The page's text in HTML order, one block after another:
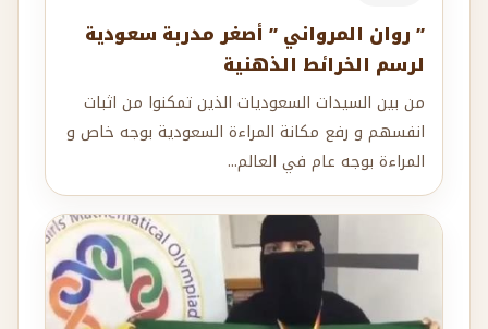
” روان المرواني ” أصغر مدربة سعودية
لرسم الخرائط الذهنية
من بين السيدات السعوديات الذين تمكنوا من اثبات
انفسهم و رفع مكانة المراءة السعودية بوجه خاص و
المراءة بوجه عام في العالم...